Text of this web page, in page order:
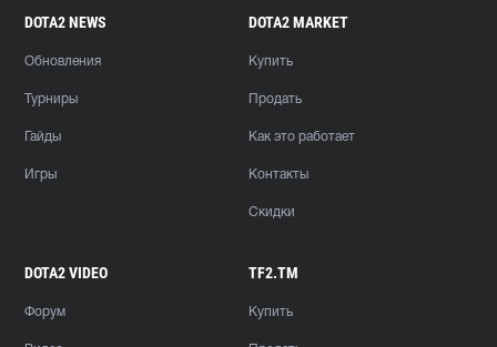
DOTA2 NEWS
Обновления
Турниры
Гайды
Игры
DOTA2 MARKET
Купить
Продать
Как это работает
Контакты
Скидки
DOTA2 VIDEO
Форум
TF2.TM
Купить